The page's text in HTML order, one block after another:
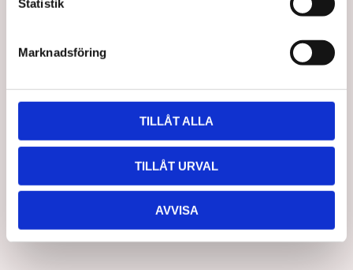
Statistik
Marknadsföring
TILLÅT ALLA
TILLÅT URVAL
AVVISA
Taj Mahal Hair & Beauty AB
Taj Mahal är Nordens första löshårsbutik med ett brett
sortiment inom löshår, peruker, och hårprodukter. Hos
oss arbetar experter inom extensions & produkter, allt för
att du ska få den bästa hjälpen när du handlar.